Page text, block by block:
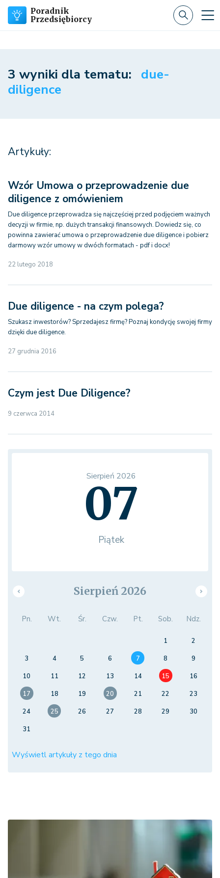
Poradnik
Przedsiębiorcy
3 wyniki dla tematu: due-
diligence
Artykuły:
Wzór Umowa o przeprowadzenie due
diligence z omówieniem
Due diligence przeprowadza się najczęściej przed podjęciem ważnych
decyzji w firmie, np. dużych transakcji finansowych. Dowiedz się, co
powinna zawierać umowa o przeprowadzenie due diligence i pobierz
darmowy wzór umowy w dwóch formatach - pdf i docx!
22 lutego 2018
Due diligence - na czym polega?
Szukasz inwestorów? Sprzedajesz firmę? Poznaj kondycję swojej firmy
dzięki due diligence.
27 grudnia 2016
Czym jest Due Diligence?
9 czerwca 2014
Sierpień 2026
07
Piątek
Sierpień 2026
Pn. Wt. Śr. Czw. Pt. Sob. Ndz.
1
2
3
4 5 6 7 8
9
10
11 12 13 14 15
16
17
18 19 20 21 22
23
24
25 26 27 28 29
30
31
Wyświetl artykuły z tego dnia